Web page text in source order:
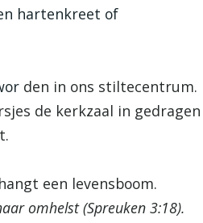
hartenkreet of
den in ons stiltecentrum.
de kerkzaal in gedragen
een levensboom.
omhelst (Spreuken 3:18).